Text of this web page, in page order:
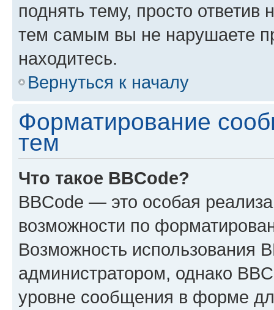
поднять тему, просто ответив
тем самым вы не нарушаете
находитесь.
Вернуться к началу
Форматирование
тем
Что такое BBCode?
BBCode — это особая
возможности по
Возможность использования
администратором, однако
уровне сообщения в форме